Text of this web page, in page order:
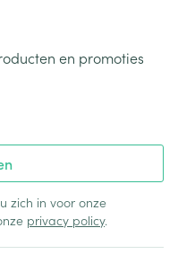
en promoties
zich in voor onze
privacy policy.